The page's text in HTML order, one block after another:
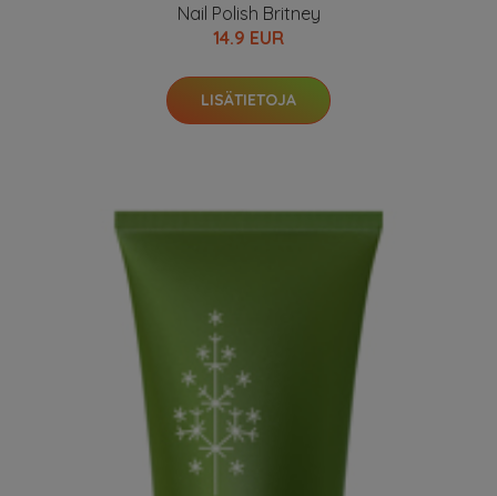
Nail Polish Britney
14.9 EUR
LISÄTIETOJA